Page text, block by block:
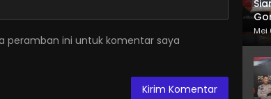
peramban ini untuk komentar saya
Mei